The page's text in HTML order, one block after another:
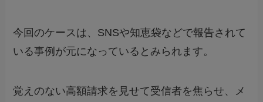
今回のケースは、SNSや知恵袋などで報告されて
いる事例が元になっているとみられます。
覚えのない高額請求を見せて受信者を焦らせ、メ